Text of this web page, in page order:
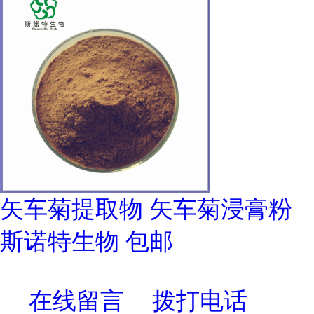
矢车菊提取物 矢车菊浸膏粉
斯诺特生物 包邮
在线留言 拨打电话